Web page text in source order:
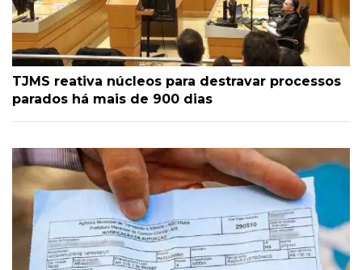
TJMS reativa núcleos para destravar processos
parados há mais de 900 dias